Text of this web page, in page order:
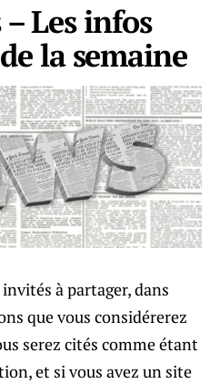
Les infos
la semaine
à partager, dans
que vous considérerez
serez cités comme étant
et si vous avez un site